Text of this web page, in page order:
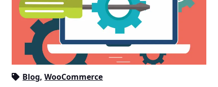
Blog,WooCommerce